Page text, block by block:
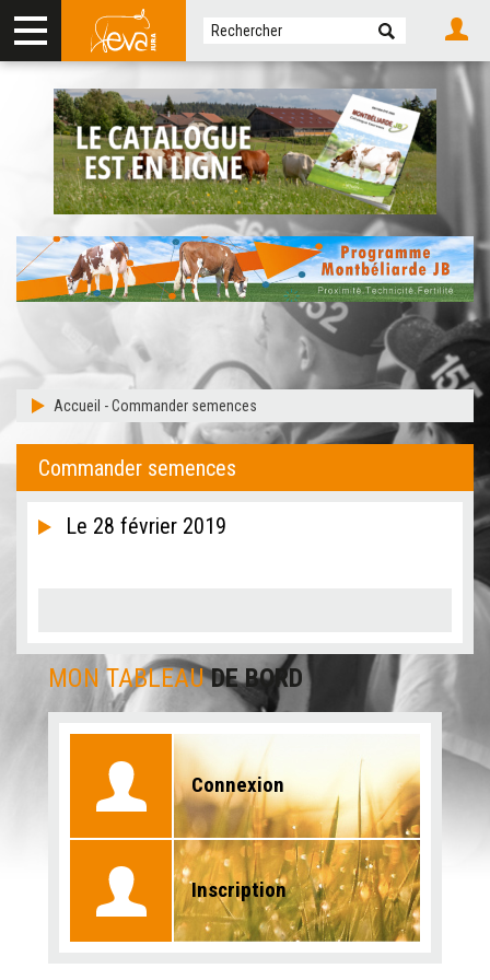
Accueil -Commander semences
Commander semences
Le 28 février 2019
MON TABLEAUDE BORD
Connexion
Inscription